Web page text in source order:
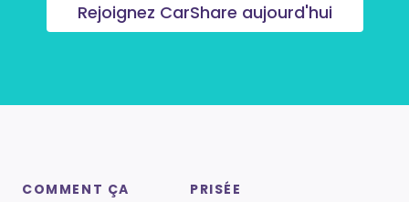
Rejoignez CarShare aujourd'hui
COMMENT ÇA
PRISÉE